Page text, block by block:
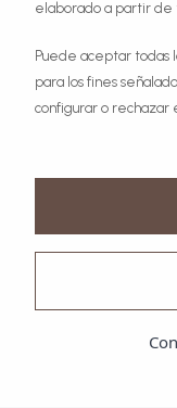
elaborado a partir de
Puede aceptar todas
para los fines
configurar o rechazar